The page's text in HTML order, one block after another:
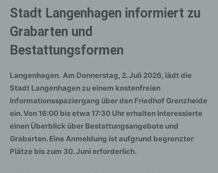
Stadt Langenhagen informiert zu
Grabarten und
Bestattungsformen
Langenhagen. Am Donnerstag, 2. Juli 2026, lädt die
Stadt Langenhagen zu einem kostenfreien
Informationsspaziergang über den Friedhof Grenzheide
ein. Von 16:00 bis etwa 17:30 Uhr erhalten Interessierte
einen Überblick über Bestattungsangebote und
Grabarten. Eine Anmeldung ist aufgrund begrenzter
Plätze bis zum 30. Juni erforderlich.